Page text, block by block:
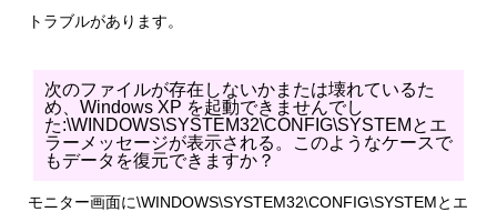
トラブルがあります。
次のファイルが存在しないかまたは壊れているた
め、Windows XP を起動できませんでし
た:\WINDOWS\SYSTEM32\CONFIG\SYSTEMとエ
ラーメッセージが表示される。このようなケースで
もデータを復元できますか？
モニター画面に\WINDOWS\SYSTEM32\CONFIG\SYSTEMとエ